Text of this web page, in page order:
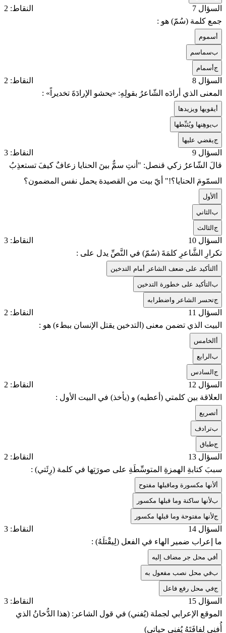
السؤال 7
النقاط: 2
جمع كلمة (سُمّ) هو :
سموم
بسماسم
جأسمام
السؤال 8
النقاط: 2
المعنى الذي أرادَه الشّاعرُ بقولِهِ: «يحشو الإرادَةَ تخديراً» :
يقويها ويزيدها
بيوهِنها ويُثبِّطها
جيقضي عليها
السؤال 9
النقاط: 3
قالَ الشّاعرُ زكي قنصل: "أنتِ سمٌّ بينَ الحنايا زعافٌ كيفَ تستعذِبُ
السمّومَ الحنايا؟!" أيّ بيت من القصيدة يحمل نفس المضمون؟
الأول
بالثاني
جالثالث
السؤال 10
النقاط: 3
تكرارِ الشَّاعرِ كلمَةَ (سُمّ) في النَّصِّ يدل على :
التأكيد على ضعف الشاعر أمام التدخين
بالتأكيد على خطورة التدخين
جتحسر الشاعر واضطرابه
السؤال 11
النقاط: 2
البيت الذي تضمن معنى (التدخين يقتل الإنسان ببطء) هو :
الخامس
بالرابع
جالسادس
السؤال 12
النقاط: 2
العلاقة بين كلمتي (أعطيه) و (يأخذ) في البيت الأول :
تصريع
بترادف
جطباق
السؤال 13
النقاط: 2
سببَ كتابةِ الهمزةِ المتوسِّطَةِ على صورَتِها في كلمة (رِئَتي) :
لأنها مكسورة وماقبلها مفتوح
بلأنها ساكنة وما قبلها مكسور
جلأنها مفتوحة وما قبلها مكسور
السؤال 14
النقاط: 3
ما إعراب ضمير الهاء في الفعل (لِيقْتلَهُ) :
في محل جر مضاف إليه
بفي محل نصب مفعول به
جفي محل رفع فاعل
السؤال 15
النقاط: 3
الموقع الإعرابي لجملة (يُفني) في قول الشاعر: (هذا الدُّخانُ الذي
أُفنِي لِفافَتَهُ يُفنِي حياتي)